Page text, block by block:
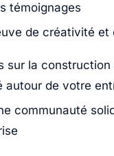
témoignages
de créativité et
sur la construction
autour de votre
communauté